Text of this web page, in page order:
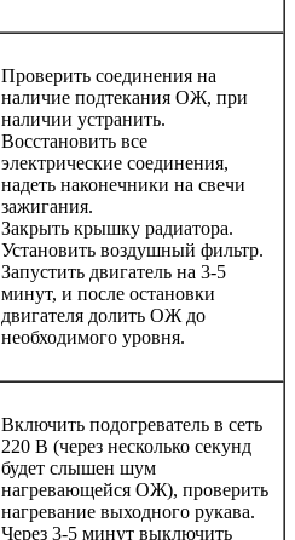
Проверить соединения на
наличие подтекания ОЖ, при
наличии устранить.
Восстановить все
электрические соединения,
надеть наконечники на свечи
зажигания.
Закрыть крышку радиатора.
Установить воздушный фильтр.
Запустить двигатель на 3-5
минут, и после остановки
двигателя долить ОЖ до
необходимого уровня.
Включить подогреватель в сеть
220 В (через несколько секунд
будет слышен шум
нагревающейся ОЖ), проверить
нагревание выходного рукава.
Через 3-5 минут выключить